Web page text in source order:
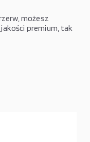
możesz
premium, tak